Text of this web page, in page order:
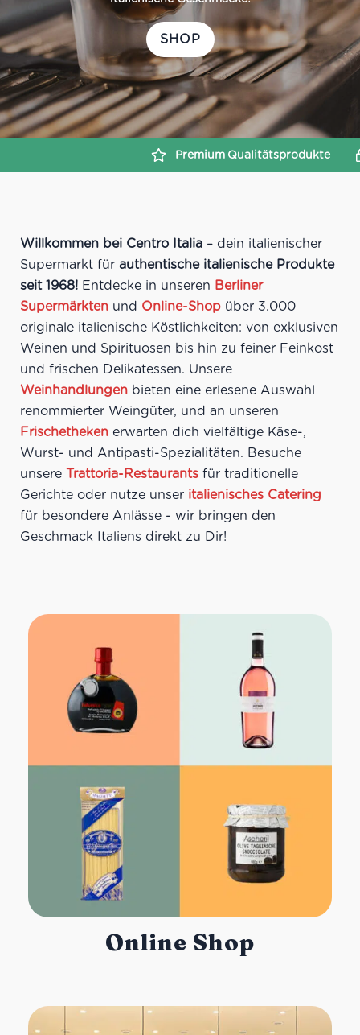
Qualitätsprodukte Sichere
SHOP
SHOP
Willkommen bei Centro Italia – dein italienischer
Supermarkt fürauthentische italienische Produkte
seit 1968! Entdecke in unseren Berliner
Supermärkten und Online-Shop über 3.000
originale italienische Köstlichkeiten: von exklusiven
Weinen und Spirituosen bis hin zu feiner Feinkost
und frischen Delikatessen. Unsere
Weinhandlungen bieten eine erlesene Auswahl
renommierter Weingüter, und an unseren
Frischetheken erwarten dich vielfältige Käse-,
Wurst- und Antipasti-Spezialitäten. Besuche
unsereTrattoria-Restaurants für traditionelle
Gerichte oder nutze unser italienisches Catering
für besondere Anlässe - wir bringen den
Geschmack Italiens direkt zu Dir!
Online Shop